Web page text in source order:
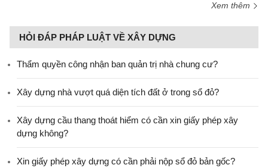
Xem thêm
HỎI ĐÁP PHÁP LUẬT VỀ XÂY DỰNG
Thẩm quyền công nhận ban quản trị nhà chung cư?
Xây dựng nhà vượt quá diện tích đất ở trong sổ đỏ?
Xây dựng cầu thang thoát hiểm có cần xin giấy phép xây
dựng không?
Xin giấy phép xây dựng có cần phải nộp sổ đỏ bản gốc?